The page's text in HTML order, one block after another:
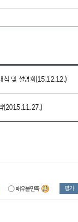
식 및 설명회(15.12.12.)
(2015.11.27.)
매우불만족 평가